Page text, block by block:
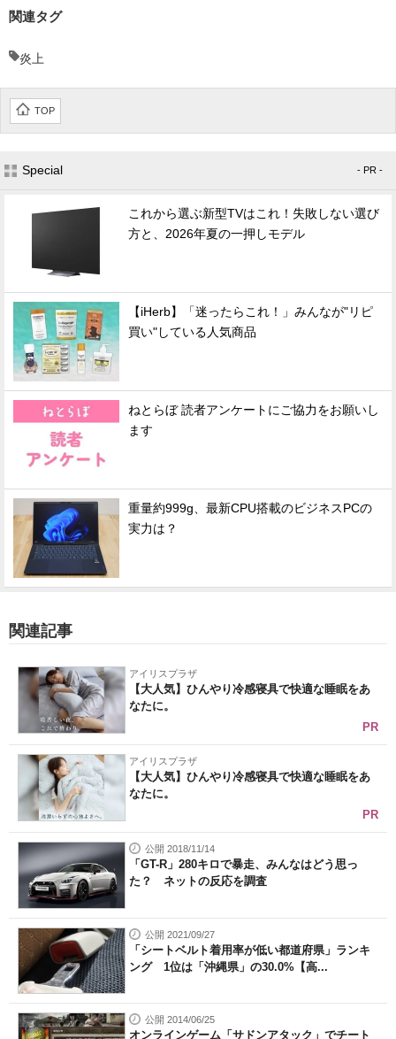
関連タグ
炎上
TOP
Special - PR -
これから選ぶ新型TVはこれ！失敗しない選び
方と、2026年夏の一押しモデル
【iHerb】「迷ったらこれ！」みんなが"リピ
買い"している人気商品
ねとらぼ 読者アンケートにご協力をお願いし
ます
重量約999g、最新CPU搭載のビジネスPCの
実力は？
関連記事
アイリスプラザ
【大人気】ひんやり冷感寝具で快適な睡眠をあ
なたに。
PR
アイリスプラザ
【大人気】ひんやり冷感寝具で快適な睡眠をあ
なたに。
PR
公開 2018/11/14
「GT-R」280キロで暴走、みんなはどう思っ
た？ ネットの反応を調査
公開 2021/09/27
「シートベルト着用率が低い都道府県」ランキ
ング 1位は「沖縄県」の30.0%【高...
公開 2014/06/25
オンラインゲーム「サドンアタック」でチート